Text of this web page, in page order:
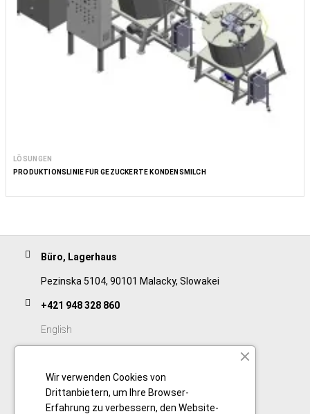
LÖSUNGEN
PRODUKTIONSLINIE FÜR GEZUCKERTE KONDENSMILCH
Büro, Lagerhaus
Pezinska 5104, 90101 Malacky, Slowakei
+421 948 328 860
English
Slovak/Czech
Wir verwenden Cookies von
Drittanbietern, um Ihre Browser-
Erfahrung zu verbessern, den Website-